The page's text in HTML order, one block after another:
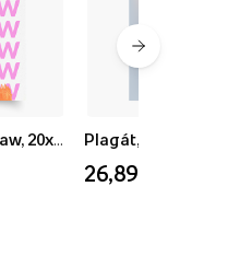
Plagát, City: Warsaw, 20x30 Plagát, Zima:
26,89 €